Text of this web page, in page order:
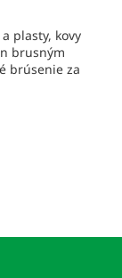
plasty, kovy
brusným
brúsenie za